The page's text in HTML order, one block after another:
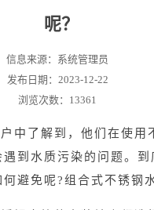
呢？
信息来源：系统管理员
发布日期：2023-12-22
浏览次数：13361
中了解到，他们在使用
到水质污染的问题。到
避免呢?组合式不锈钢